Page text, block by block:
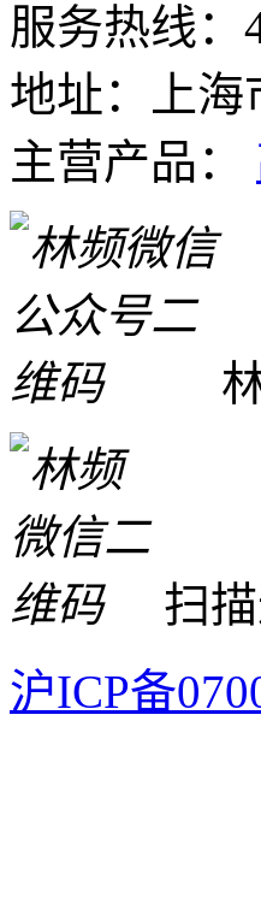
服务热线：
地址：上海
主营产品：
扫
沪ICP备